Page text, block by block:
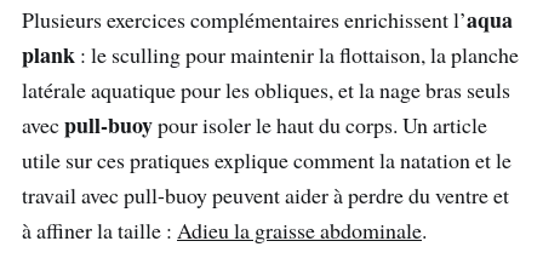
Plusieurs exercices complémentaires enrichissent l’aqua
plank : le sculling pour maintenir la flottaison, la planche
latérale aquatique pour les obliques, et la nage bras seuls
avecpull-buoypour isoler le haut du corps. Un article
utile sur ces pratiques explique comment la natation et le
travail avec pull-buoy peuvent aider à perdre du ventre et
à affiner la taille : Adieu la graisse abdominale.